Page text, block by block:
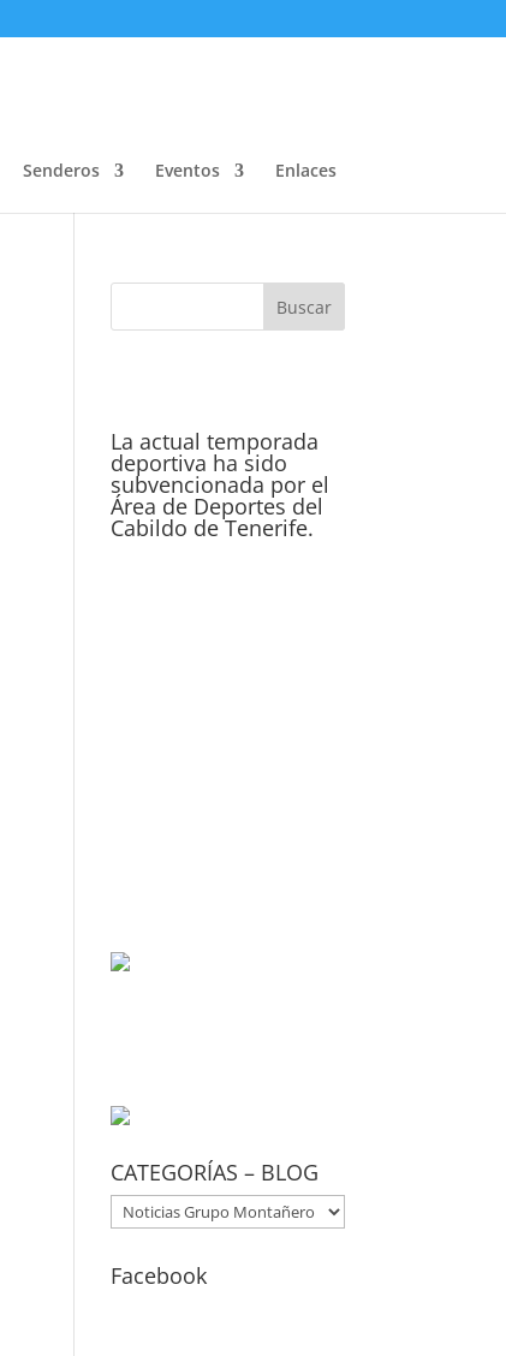
Senderos Eventos Enlaces
La actual temporada
deportiva ha sido
subvencionada por el
Área de Deportes del
Cabildo de Tenerife.
CATEGORÍAS – BLOG
CATEGORÍAS
–
BLOG
Facebook